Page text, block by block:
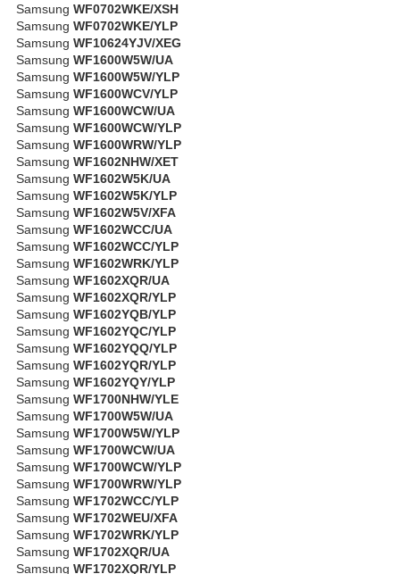
Samsung WF0702WKE/XSH
Samsung WF0702WKE/YLP
Samsung WF10624YJV/XEG
Samsung WF1600W5W/UA
Samsung WF1600W5W/YLP
Samsung WF1600WCV/YLP
Samsung WF1600WCW/UA
Samsung WF1600WCW/YLP
Samsung WF1600WRW/YLP
Samsung WF1602NHW/XET
Samsung WF1602W5K/UA
Samsung WF1602W5K/YLP
Samsung WF1602W5V/XFA
Samsung WF1602WCC/UA
Samsung WF1602WCC/YLP
Samsung WF1602WRK/YLP
Samsung WF1602XQR/UA
Samsung WF1602XQR/YLP
Samsung WF1602YQB/YLP
Samsung WF1602YQC/YLP
Samsung WF1602YQQ/YLP
Samsung WF1602YQR/YLP
Samsung WF1602YQY/YLP
Samsung WF1700NHW/YLE
Samsung WF1700W5W/UA
Samsung WF1700W5W/YLP
Samsung WF1700WCW/UA
Samsung WF1700WCW/YLP
Samsung WF1700WRW/YLP
Samsung WF1702WCC/YLP
Samsung WF1702WEU/XFA
Samsung WF1702WRK/YLP
Samsung WF1702XQR/UA
Samsung WF1702XQR/YLP